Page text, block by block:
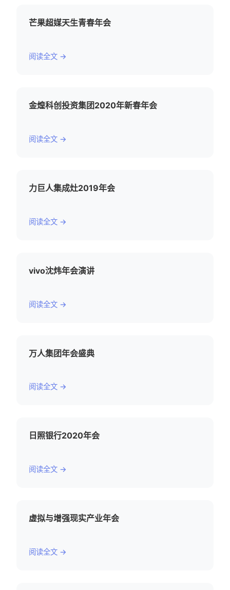
芒果超媒天生青春年会
阅读全文 →
金煌科创投资集团2020年新春年会
阅读全文 →
力巨人集成灶2019年会
阅读全文 →
vivo沈炜年会演讲
阅读全文 →
万人集团年会盛典
阅读全文 →
日照银行2020年会
阅读全文 →
虚拟与增强现实产业年会
阅读全文 →